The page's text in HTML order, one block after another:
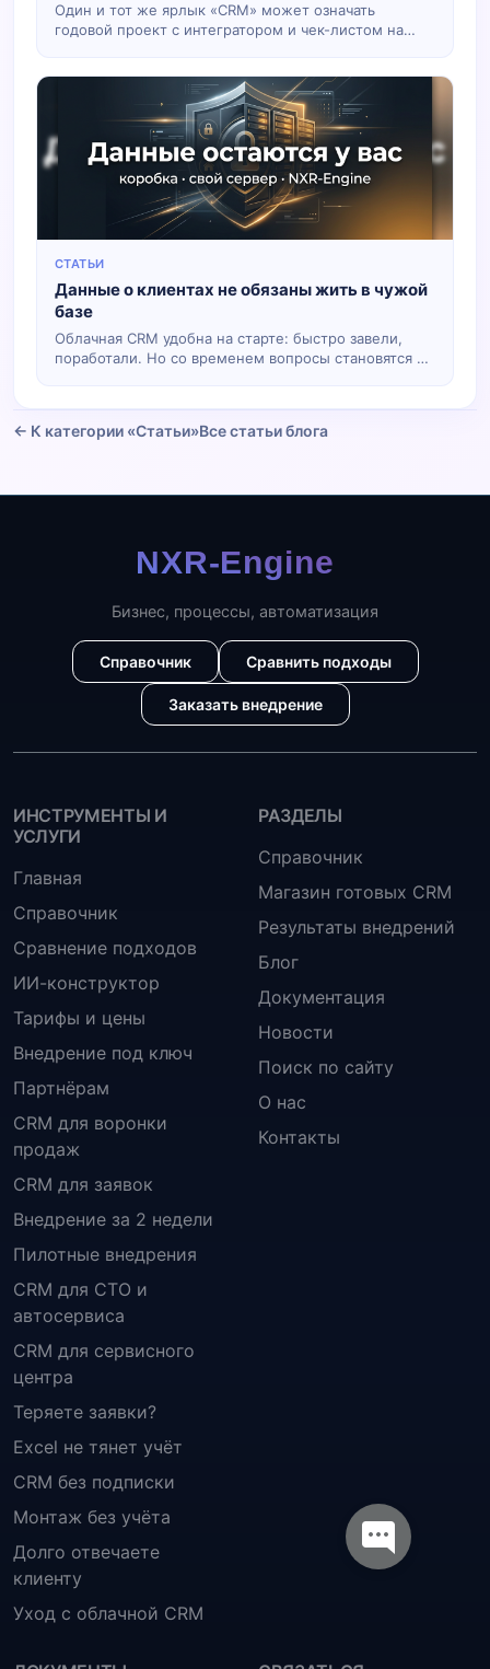
Один и тот же ярлык «CRM» может означать
годовой проект с интегратором и чек-листом на
себе на сервер без философских дебатов про «фазу
два». Ниже — честно, по полочкам: чем отличается
классика от NXR-Engine и почему имеет смысл
выбрать нас.
СТАТЬИ
Данные о клиентах не обязаны жить в чужой
базе
Облачная CRM удобна на старте: быстро завели,
поработали. Но со временем вопросы становятся не
← К категории «Статьи»Все статьи блога
Бизнес, процессы, автоматизация
Справочник Сравнить подходы
Заказать внедрение
ИНСТРУМЕНТЫ И
УСЛУГИ
Главная
Справочник
Сравнение подходов
ИИ-конструктор
Тарифы и цены
Внедрение под ключ
Партнёрам
CRM для воронки
продаж
CRM для заявок
Внедрение за 2 недели
Пилотные внедрения
CRM для СТО и
автосервиса
CRM для сервисного
центра
Теряете заявки?
Excel не тянет учёт
CRM без подписки
Монтаж без учёта
Долго отвечаете
клиенту
Уход с облачной CRM
РАЗДЕЛЫ
Справочник
Магазин готовых CRM
Результаты внедрений
Блог
Документация
Новости
Поиск по сайту
О нас
Контакты